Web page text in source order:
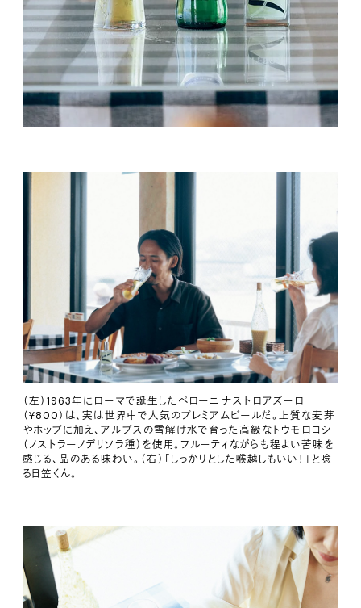
（左）1963年にローマで誕生したペローニ ナストロアズーロ
（¥800）は、実は世界中で人気のプレミアムビールだ。上質な麦芽
やホップに加え、アルプスの雪解け水で育った高級なトウモロコシ
（ノストラーノデリソラ種）を使用。フルーティながらも程よい苦味を
感じる、品のある味わい。（右）「しっかりとした喉越しもいい！」と唸
る日笠くん。